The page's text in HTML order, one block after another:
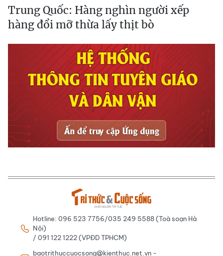
Trung Quốc: Hàng nghìn người xếp
hàng đổi mỡ thừa lấy thịt bò
Hotline: 096 523 7756/035 249 5588 (Toà soạn Hà
Nội)
/ 091 122 1222 (VPĐD TPHCM)
baotrithuccuocsong@kienthuc.net.vn -